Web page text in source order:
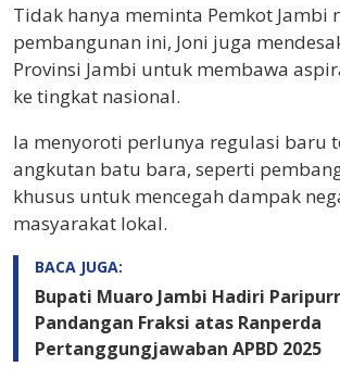
Tidak hanya meminta Pemkot Jambi
pembangunan ini, Joni juga
Provinsi Jambi untuk membawa
ke tingkat nasional.
Ia menyoroti perlunya regulasi baru
angkutan batu bara, seperti
khusus untuk mencegah dampak
masyarakat lokal.
BACA JUGA:
Bupati Muaro Jambi Hadiri
Pandangan Fraksi atas Ranperda
Pertanggungjawaban APBD 2025